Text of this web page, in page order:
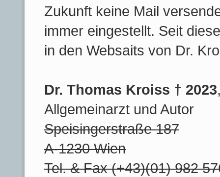
Zukunft keine Mail
immer eingestellt. Seit
in den Websaits von Dr.
Dr. Thomas Kroiss † 2023
Allgemeinarzt und Autor
Speisingerstraße 187
A-1230 Wien
Tel. & Fax (+43)(01) 982